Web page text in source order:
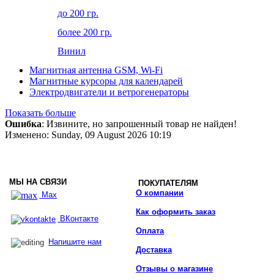
до 200 гр.
более 200 гр.
Винил
Магнитная антенна GSM, Wi-Fi
Магнитные курсоры для календарей
Электродвигатели и ветрогенераторы
Показать больше
Ошибка: Извините, но запрошенный товар не найден!
Изменено: Sunday, 09 August 2026 10:19
МЫ НА СВЯЗИ
ПОКУПАТЕЛЯМ
Max
ВКонтакте
Напишите нам
О компании
Как оформить заказ
Оплата
Доставка
Отзывы о магазине